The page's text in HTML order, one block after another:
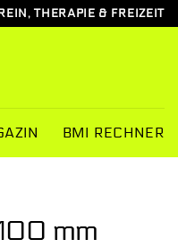
THERAPIE & FREIZEIT
BMI RECHNER
mm